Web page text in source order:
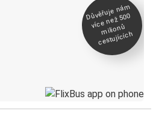
Důvěřuje ná
m
více než 500
milionů
cestujících